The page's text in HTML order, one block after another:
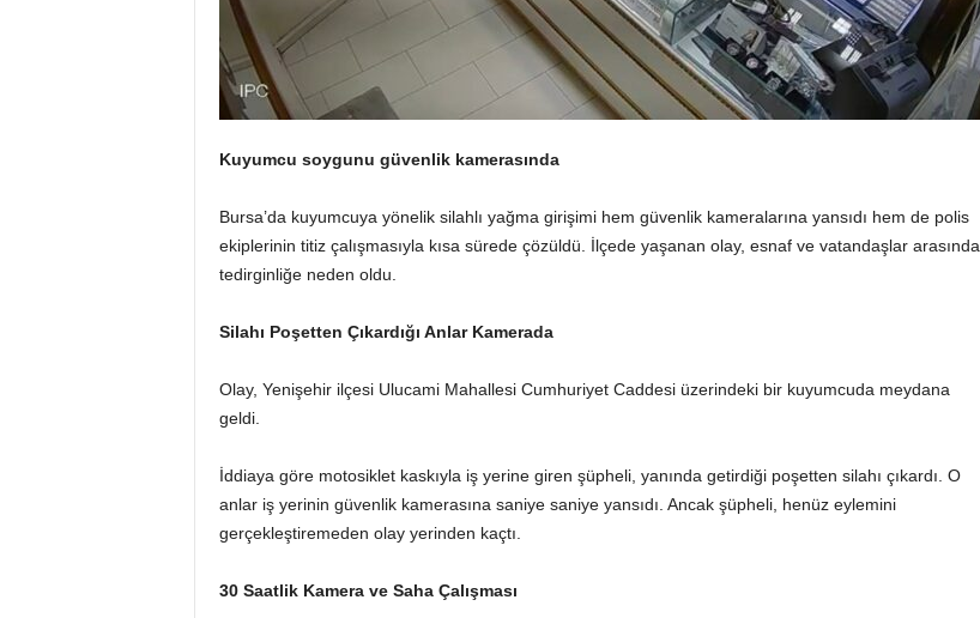
Kuyumcu soygunu güvenlik kamerasında
Bursa’da kuyumcuya yönelik silahlı yağma girişimi hem güvenlik kameralarına yansıdı hem de polis
ekiplerinin titiz çalışmasıyla kısa sürede çözüldü. İlçede yaşanan olay, esnaf ve vatandaşlar arasında
tedirginliğe neden oldu.
Silahı Poşetten Çıkardığı Anlar Kamerada
Olay, Yenişehir ilçesi Ulucami Mahallesi Cumhuriyet Caddesi üzerindeki bir kuyumcuda meydana
geldi.
İddiaya göre motosiklet kaskıyla iş yerine giren şüpheli, yanında getirdiği poşetten silahı çıkardı. O
anlar iş yerinin güvenlik kamerasına saniye saniye yansıdı. Ancak şüpheli, henüz eylemini
gerçekleştiremeden olay yerinden kaçtı.
30 Saatlik Kamera ve Saha Çalışması